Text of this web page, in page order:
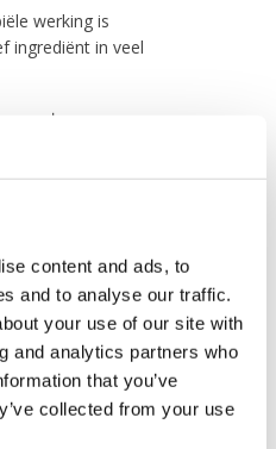
content and ads, to
and to analyse our traffic.
your use of our site with
and analytics partners who
that you’ve
collected from your use
werking is
ingrediënt in veel
zoals oog-, oor- en
en cosmetica
als biocide
met één applicatie voor
zoals RELEEV
en zweren
voor het reinigen van harde
to stay
new products, and
on your next
products from
brand 😀